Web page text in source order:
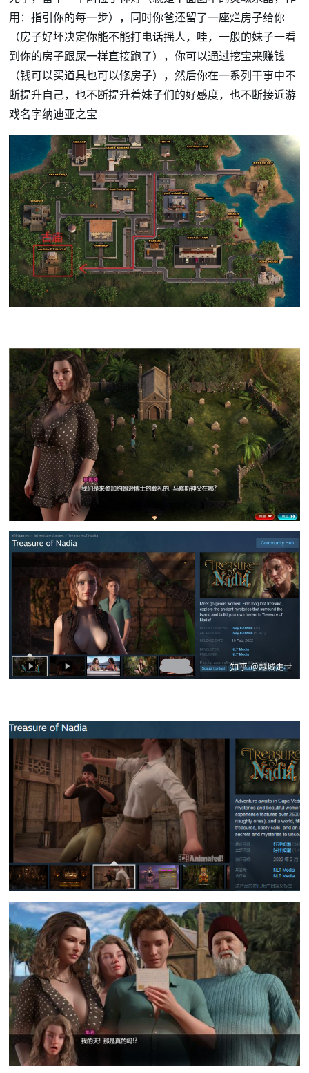
用：指引你的每一步），同时你爸还留了一座烂房子给你
（房子好坏决定你能不能打电话摇人，哇，一般的妹子一看
到你的房子跟屎一样直接跑了），你可以通过挖宝来赚钱
（钱可以买道具也可以修房子），然后你在一系列干事中不
断提升自己，也不断提升着妹子们的好感度，也不断接近游
戏名字纳迪亚之宝